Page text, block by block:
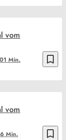
bookmark_border
Min.
vom
bookmark_border
Min.
vom